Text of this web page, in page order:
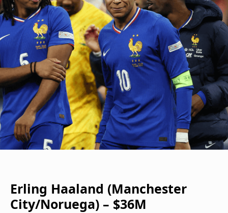
Erling Haaland (Manchester
City/Noruega) – $36M